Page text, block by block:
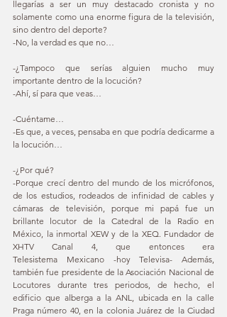
llegarías a ser un muy destacado cronista y no
solamente como una enorme figura de la televisión,
sino dentro del deporte?
-No, la verdad es que no…
-¿Tampoco que serías alguien mucho muy
importante dentro de la locución?
-Ahí, sí para que veas…
-Cuéntame…
-Es que, a veces, pensaba en que podría dedicarme a
la locución…
-¿Por qué?
-Porque crecí dentro del mundo de los micrófonos,
de los estudios, rodeados de infinidad de cables y
cámaras de televisión, porque mi papá fue un
brillante locutor de la Catedral de la Radio en
México, la inmortal XEW y de la XEQ. Fundador de
XHTV Canal 4, que entonces era
Telesistema Mexicano -hoy Televisa- Además,
también fue presidente de la Asociación Nacional de
Locutores durante tres periodos, de hecho, el
edificio que alberga a la ANL, ubicada en la calle
Praga número 40, en la colonia Juárez de la Ciudad